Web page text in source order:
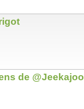
de @Jeekajoo